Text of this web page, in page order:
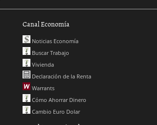
Canal Economía
Noticias Economía
Buscar Trabajo
Vivienda
Declaración de la Renta
Warrants
Cómo Ahorrar Dinero
Cambio Euro Dolar